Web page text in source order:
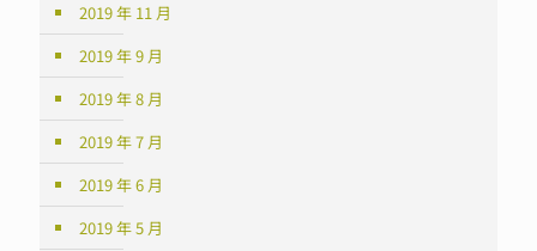
2019 年 11 月
2019 年 9 月
2019 年 8 月
2019 年 7 月
2019 年 6 月
2019 年 5 月